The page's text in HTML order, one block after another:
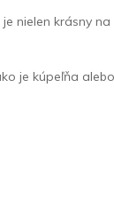
je nielen krásny
je kúpeľňa